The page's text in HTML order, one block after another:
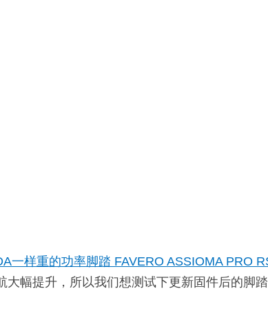
一样重的功率脚踏 FAVERO ASSIOMA PRO
幅提升，所以我们想测试下更新固件后的脚